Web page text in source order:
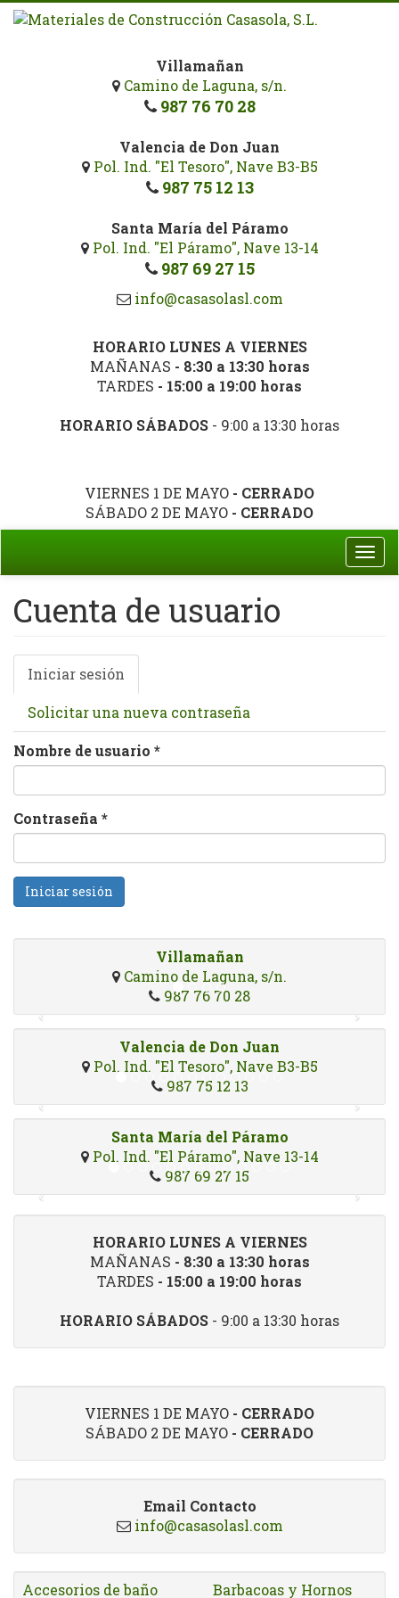
Pasar
Villamañan
Camino de Laguna, s/n.
987 76 70 28
Valencia de Don Juan
Pol. Ind. "El Tesoro", Nave B3-B5
987 75 12 13
Santa María del Páramo
Pol. Ind. "El Páramo", Nave 13-14
987 69 27 15
info@casasolasl.com
HORARIO LUNES A VIERNES
MAÑANAS - 8:30 a 13:30 horas
TARDES - 15:00 a 19:00 horas
HORARIO SÁBADOS - 9:00 a 13:30 horas
VIERNES 1 DE MAYO - CERRADO
SÁBADO 2 DE MAYO - CERRADO
Cuenta de usuario
Solapas
principales
Iniciar sesión
activa)
Solicitar una nueva contraseña
Nombre de usuario *
Contraseña *
Iniciar sesión
Villamañan
Camino de Laguna, s/n.
987 76 70 28
Valencia de Don Juan
Pol. Ind. "El Tesoro", Nave B3-B5
987 75 12 13
Santa María del Páramo
Pol. Ind. "El Páramo", Nave 13-14
987 69 27 15
HORARIO LUNES A VIERNES
MAÑANAS - 8:30 a 13:30 horas
TARDES - 15:00 a 19:00 horas
HORARIO SÁBADOS - 9:00 a 13:30 horas
VIERNES 1 DE MAYO - CERRADO
SÁBADO 2 DE MAYO - CERRADO
Email Contacto
info@casasolasl.com
Accesorios de baño Barbacoas y Hornos